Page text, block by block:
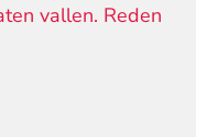
vallen. Reden